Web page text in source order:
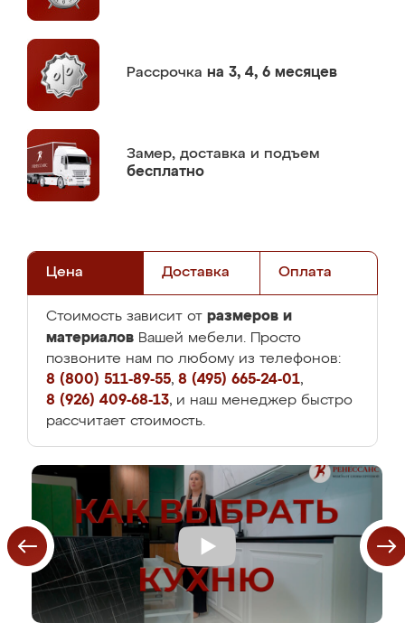
Рассрочка на 3, 4, 6 месяцев
Замер, доставка и подъем
бесплатно
Цена Доставка Оплата
Стоимость зависит от размеров и
материалов Вашей мебели. Просто
позвоните нам по любому из телефонов:
8 (800) 511-89-55, 8 (495) 665-24-01,
8 (926) 409-68-13, и наш менеджер быстро
рассчитает стоимость.